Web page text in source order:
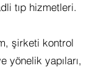
tıp hizmetleri.
şirketi kontrol
yönelik yapıları,